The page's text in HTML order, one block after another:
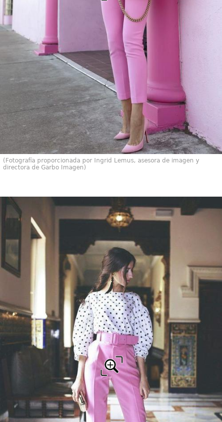
(Fotografía proporcionada por Ingrid Lemus, asesora de imagen y
directora de Garbo Imagen)